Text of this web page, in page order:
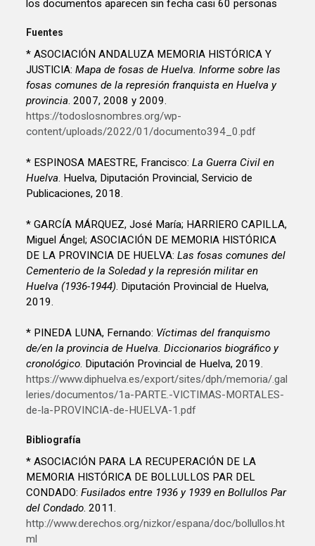
los documentos aparecen sin fecha casi 60 personas
Fuentes
* ASOCIACIÓN ANDALUZA MEMORIA HISTÓRICA Y
JUSTICIA:Mapa de fosas de Huelva. Informe sobre las
fosas comunes de la represión franquista en Huelva y
provincia. 2007, 2008 y 2009.
https://todoslosnombres.org/wp-
content/uploads/2022/01/documento394_0.pdf
* ESPINOSA MAESTRE, Francisco:La Guerra Civil en
Huelva. Huelva, Diputación Provincial, Servicio de
Publicaciones, 2018.
* GARCÍA MÁRQUEZ, José María; HARRIERO CAPILLA,
Miguel Ángel; ASOCIACIÓN DE MEMORIA HISTÓRICA
DE LA PROVINCIA DE HUELVA:Las fosas comunes del
Cementerio de la Soledad y la represión militar en
Huelva (1936-1944). Diputación Provincial de Huelva,
2019.
* PINEDA LUNA, Fernando: Víctimas del franquismo
de/en la provincia de Huelva. Diccionarios biográfico y
cronológico. Diputación Provincial de Huelva, 2019.
https://www.diphuelva.es/export/sites/dph/memoria/.gal
leries/documentos/1a-PARTE.-VICTIMAS-MORTALES-
de-la-PROVINCIA-de-HUELVA-1.pdf
Bibliografía
* ASOCIACIÓN PARA LA RECUPERACIÓN DE LA
MEMORIA HISTÓRICA DE BOLLULLOS PAR DEL
CONDADO:Fusilados entre 1936 y 1939 en Bollullos Par
del Condado. 2011.
http://www.derechos.org/nizkor/espana/doc/bollullos.ht
ml